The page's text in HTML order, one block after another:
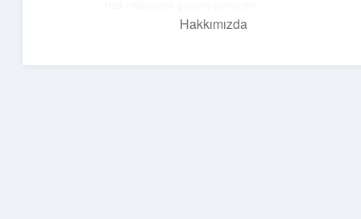
Hakkımızda